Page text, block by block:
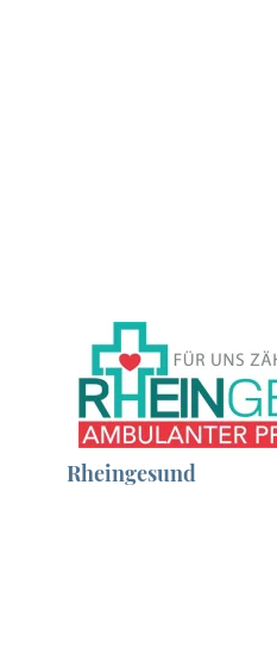
Rheingesund